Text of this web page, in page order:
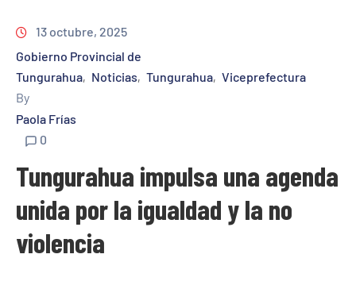
13 octubre, 2025
Gobierno Provincial de
Tungurahua‚ Noticias‚ Tungurahua‚ Viceprefectura
By
Paola Frías
0
Tungurahua impulsa una agenda
unida por la igualdad y la no
violencia